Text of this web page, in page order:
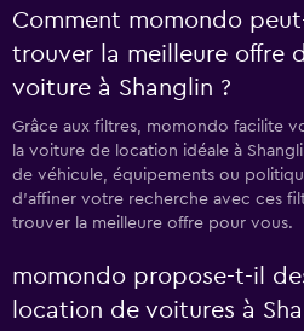
Comment momondo
trouver la meilleure offre
voiture à Shanglin ?
Grâce aux filtres, momondo facilite
la voiture de location idéale à
de véhicule, équipements ou
d'affiner votre recherche avec ces
trouver la meilleure offre pour vous.
momondo propose-t-il
location de voitures à